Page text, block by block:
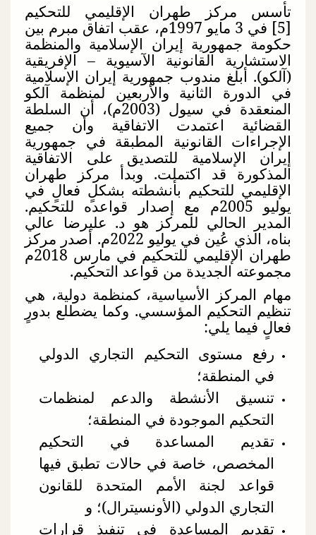
تأسس مركز طهران الإقليمي للتحكيم
[5] في 3 مايو 1997م، عقب اتفاق مبرم بين
حكومة جمهورية إيران الإسلامية والمنظمة
الاستشارية القانونية الآسيوية – الإفريقية
(آلكو). أبلغ مندوب جمهورية إيران الإسلامية
في الدورة الثانية والأربعين لمنظمة آلكو
المنعقدة في سيول (2003م)، أن السلطة
القضائية اعتمدت الاتفاقية وأن جميع
الإجراءات القانونية المطبقة في جمهورية
إيران الإسلامية للتصديق على الاتفاقية
المذكورة قد اكتملت. وبدأ مركز طهران
الإقليمي للتحكيم بأنشطته بشكلٍ فعالٍ في
يوليو 2005م مع إصدار قواعده للتحكيم.
المدير الحالي للمركز هو د. عليرضا عالي
بناه، الذي عُين في يوليو 2022م. أصدر مركز
طهران الإقليمي للتحكيم في مارس 2018م
مجموعته الجديدة من قواعد التحكيم.
مهام المركز الأسياسية، كمنظمة دولية، هي
تنظيم التحكيم المؤسسي. وكما يضطلع بدورٍ
فعالٍ فيما يلي:
رفع مستوى التحكيم التجاري الدولي
في المنطقة؛
تنسيق الأنشطة والدعم لمنظمات
التحكيم الموجودة في المنطقة؛
تقديم المساعدة في التحكيم
المخصص، خاصة في حالات تطبق فيها
قواعد لجنة الأمم المتحدة للقانون
التجاري الدولي (الأونسيترال)؛ و
تقديم المساعدة في تنفيذ قرارات